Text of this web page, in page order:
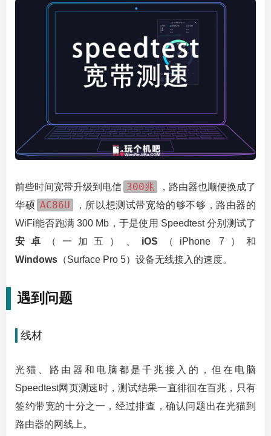
前些时间宽带升级到电信 300兆
，路由器也顺便换成了
华硕 AC86U
，所以想测试带宽给的够不够，路由器的
WiFi能否跑满 300 Mb，于是使用 Speedtest 分别测试了
安卓
（一加五）、 iOS （iPhone 7）和
Windows （Surface Pro 5）设备无线接入的速度。
遇到问题
线材
光猫、路由器和电脑都是千兆接入的，但在电脑
Speedtest网页测速时，测试结果一直徘徊在百兆，只有
签约带宽的十分之一，经过排查，确认问题出在光猫到
路由器的网线上。